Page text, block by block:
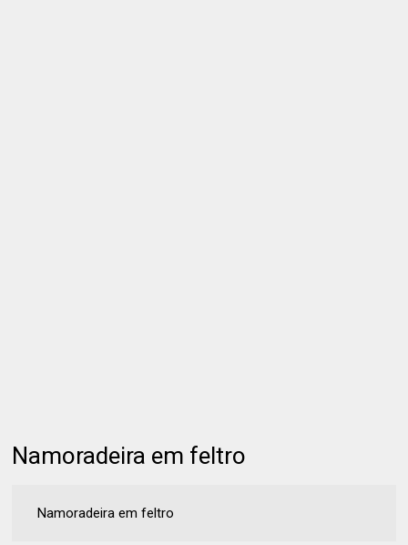
Namoradeira em feltro
Namoradeira em feltro